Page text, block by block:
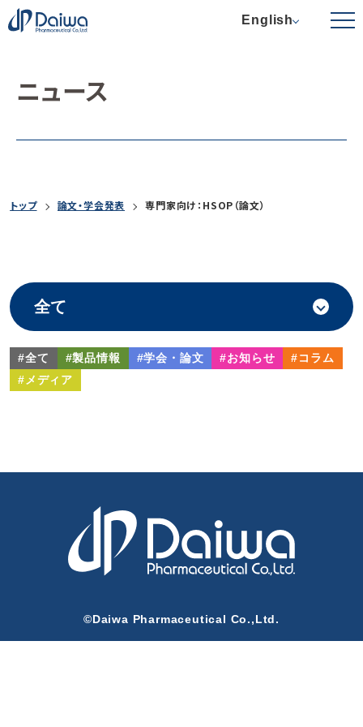
English
ニュース
トップ 論文・学会発表 専門家向け：HSOP（論文）
#全て #製品情報 #学会・論文 #お知らせ
#コラム
#メディア
©Daiwa Pharmaceutical Co.,Ltd.